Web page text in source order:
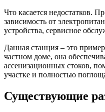
Что касается недостатков.
зависимость от
устройства, сервисное
Данная станция – это пример
частном доме, она
ассенизационных стоков,
участке и полностью
Существующие